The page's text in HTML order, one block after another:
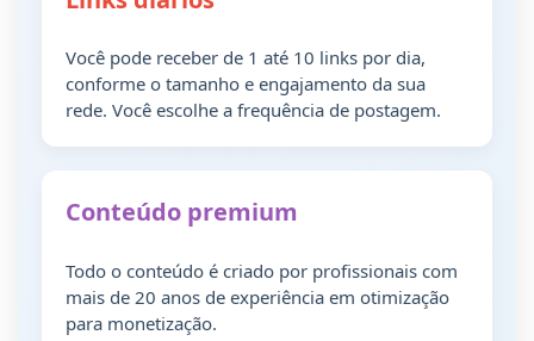
Você pode receber de 1 até 10 links por dia,
conforme o tamanho e engajamento da sua
rede. Você escolhe a frequência de postagem.
Conteúdo premium
Todo o conteúdo é criado por profissionais com
mais de 20 anos de experiência em otimização
para monetização.